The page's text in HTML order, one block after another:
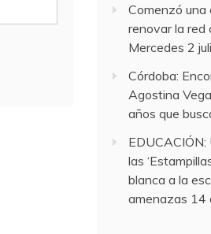
Comenzó una
renovar la red
Mercedes 2
Córdoba:
Agostina
años que
las
blanca a la
amenazas 14